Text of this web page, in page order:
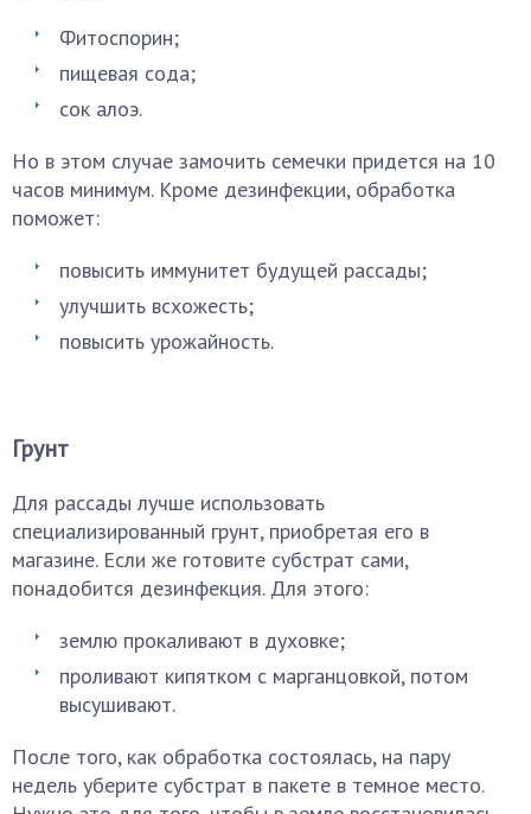
Фитоспорин;
пищевая сода;
сок алоэ.
Но в этом случае замочить семечки придется на 10
часов минимум. Кроме дезинфекции, обработка
поможет:
повысить иммунитет будущей рассады;
улучшить всхожесть;
повысить урожайность.
Грунт
Для рассады лучше использовать
специализированный грунт, приобретая его в
магазине. Если же готовите субстрат сами,
понадобится дезинфекция. Для этого:
землю прокаливают в духовке;
проливают кипятком с марганцовкой, потом
высушивают.
После того, как обработка состоялась, на пару
недель уберите субстрат в пакете в темное место.